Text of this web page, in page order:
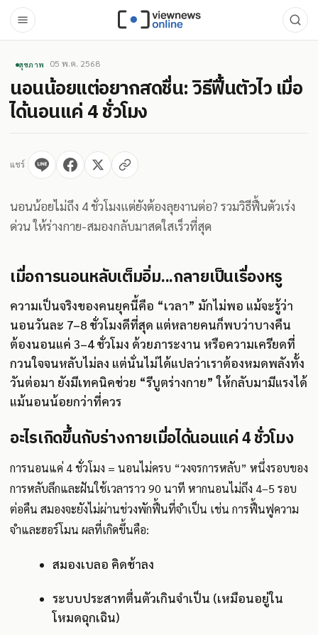
สุขภาพ 05 พ.ค. 2568
นอนน้อยแต่อยากสดชื่น: วิธีฟื้นตัวไว เมื่อ
ได้นอนแค่ 4 ชั่วโมง
แชร์
นอนน้อยไม่ถึง 4 ชั่วโมงแต่ยังต้องลุยงานต่อ? รวมวิธีฟื้นตัวเร่ง
ด่วน ให้ร่างกาย-สมองกลับมาสดใสเร็วที่สุด
เมื่อการนอนหลับเต็มอิ่ม...กลายเป็นเรื่องหรู
ความเป็นจริงของคนยุคนี้คือ “เวลา” มักไม่พอ แม้จะรู้ว่า
นอนวันละ 7–8 ชั่วโมงดีที่สุด แต่หลายคนก็พบว่าบางคืน
ต้องนอนแค่ 3–4 ชั่วโมง ด้วยภาระงาน หรือความเครียดที่
กวนใจจนหลับไม่ลง แต่นั่นไม่ได้แปลว่าเราต้องหมดพลังทั้ง
วันต่อมา ยังมีเทคนิคช่วย “รีบูตร่างกาย” ให้กลับมามีแรงได้
แม้นอนน้อยกว่าที่ควร
อะไรเกิดขึ้นกับร่างกายเมื่อได้นอนแค่ 4 ชั่วโมง
การนอนแค่ 4 ชั่วโมง = นอนไม่ครบ “วงจรการหลับ” หนึ่งรอบของ
การหลับลึกและฝันใช้เวลาราว 90 นาที หากนอนไม่ถึง 4–5 รอบ
ต่อคืน สมองจะยังไม่ผ่านช่วงพักฟื้นที่จำเป็น เช่น การฟื้นฟูความ
จำและฮอร์โมน ผลที่เกิดขึ้นคือ:
สมองเบลอ คิดช้าลง
ระบบประสาทตื่นตัวเกินจำเป็น (เหมือนอยู่ใน
โหมดฉุกเฉิน)